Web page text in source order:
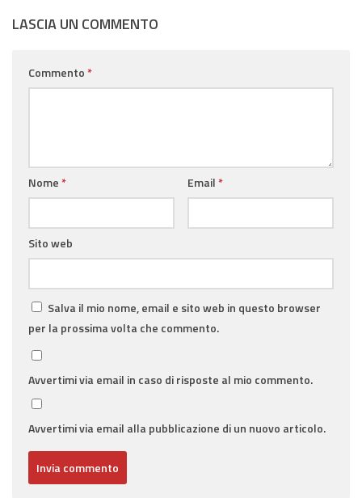
LASCIA UN COMMENTO
Commento *
Nome * Email *
Sito web
Salva il mio nome, email e sito web in questo browser
per la prossima volta che commento.
Avvertimi via email in caso di risposte al mio commento.
Avvertimi via email alla pubblicazione di un nuovo articolo.